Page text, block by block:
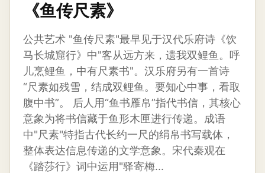
《鱼传尺素》
公共艺术 "鱼传尺素"最早见于汉代乐府诗《饮
马长城窟行》中"客从远方来，遗我双鲤鱼。呼
儿烹鲤鱼，中有尺素书"。汉乐府另有一首诗
“尺素如残雪，结成双鲤鱼。要知心中事，看取
腹中书”。 后人用“鱼书雁帛”指代书信，其核心
意象为将书信藏于鱼形木匣进行传递。成语
中"尺素"特指古代长约一尺的绢帛书写载体，
整体表达信息传递的文学意象。宋代秦观在
《踏莎行》词中运用"驿寄梅...